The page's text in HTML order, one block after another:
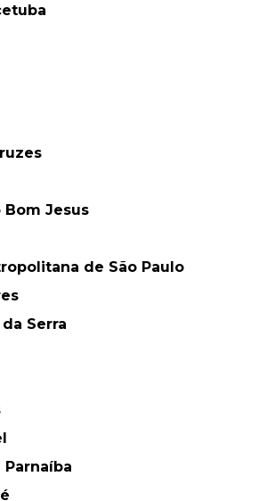
Bom Jesus
de São Paulo
da Serra
Parnaíba